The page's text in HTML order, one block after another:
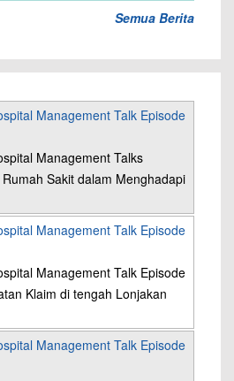
Semua Berita
Management Talk Episode
Management Talks
Sakit dalam Menghadapi
Management Talk Episode
Management Talk Episode
Klaim di tengah Lonjakan
Management Talk Episode